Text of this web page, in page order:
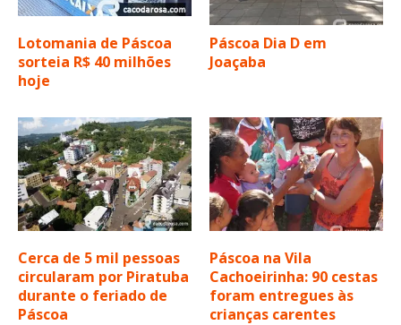
Lotomania de Páscoa
sorteia R$ 40 milhões
hoje
Páscoa Dia D em
Joaçaba
Cerca de 5 mil pessoas
circularam por Piratuba
durante o feriado de
Páscoa
Páscoa na Vila
Cachoeirinha: 90 cestas
foram entregues às
crianças carentes